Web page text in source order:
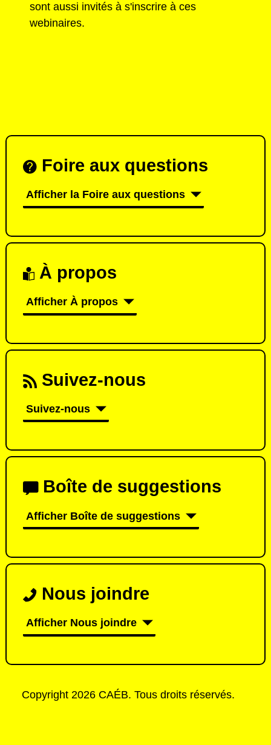
sont aussi invités à s'inscrire à ces
webinaires.
Foire aux questions
Afficher la Foire aux questions
À propos
Afficher À propos
Suivez-nous
Suivez-nous
Boîte de suggestions
Afficher Boîte de suggestions
Nous joindre
Afficher Nous joindre
Copyright 2026 CAÉB. Tous droits réservés.